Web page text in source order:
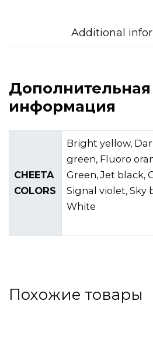
Additional
Дополнительная
информация
CHEETA
COLORS
Bright yellow,
green, Fluoro
Green, Jet black,
Signal violet, Sky
White
Похожие товары